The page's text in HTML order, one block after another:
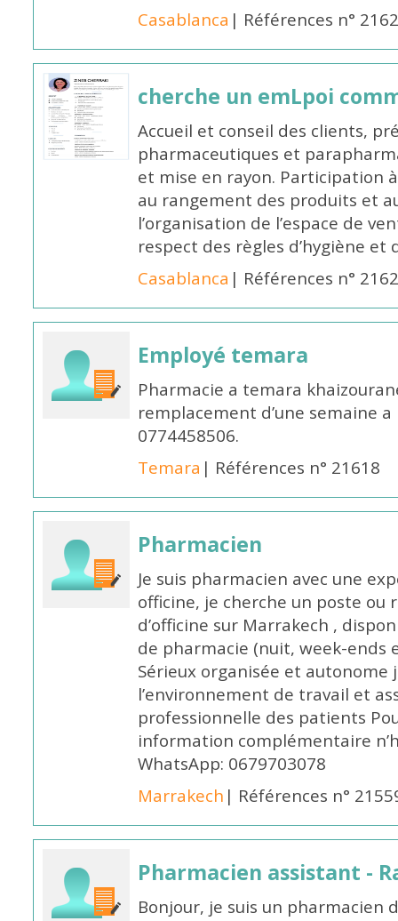
Casablanca | Références n°
cherche un emLpoi
Accueil et conseil des clients,
pharmaceutiques et
et mise en rayon. Participation
au rangement des produits et
l’organisation de l’espace de
respect des règles d’hygiène et
Casablanca | Références n°
Employé temara
Pharmacie a temara
remplacement d’une semaine
0774458506.
Temara | Références n° 21618
Pharmacien
Je suis pharmacien avec une
officine, je cherche un poste
d’officine sur Marrakech ,
de pharmacie (nuit, week-ends
Sérieux organisée et autonome
l’environnement de travail et
professionnelle des patients
information complémentaire
WhatsApp: 0679703078
Marrakech | Références n°
Pharmacien assistant -
Bonjour, je suis un pharmacien